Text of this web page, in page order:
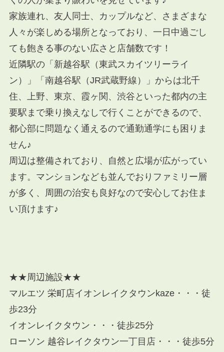
家族連れ、友人同士、カップルなど、さまざまな
人々が楽しめる場所となっており、一日中過ごし
ても飽きる事のない広さと店舗数です！
近隣駅の「新越谷駅（東武スカイツリーライ
ン）」「南越谷駅（JR武蔵野線）」 からは北千
住、上野、東京、霞ヶ関、渋谷 といった都内の主
要駅まで乗り換えなしで行くことができるので、
都心部に問題なく通えるので通勤通学にも困りま
せん♪
周辺は整備されており、自然と広場が広がってい
ます。マンションなども並んでおりフ ァミリー層
が多く、周囲の治安も良好なので安心してお住ま
い頂けます♪
★★周辺施設★★
マルエツ 栄町店イオンレイクタウンkaze・・・徒
歩23分
イオンレイクタウン・・・徒歩25分
ローソン 越谷レイクタウン一丁目店・・・徒歩5分